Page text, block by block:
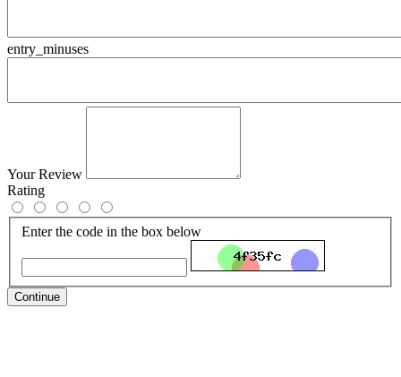
entry_minuses
Your Review
Rating
Enter the code in the box below
Continue